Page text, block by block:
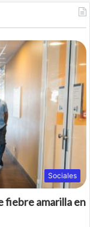
Sociales
fiebre amarilla en